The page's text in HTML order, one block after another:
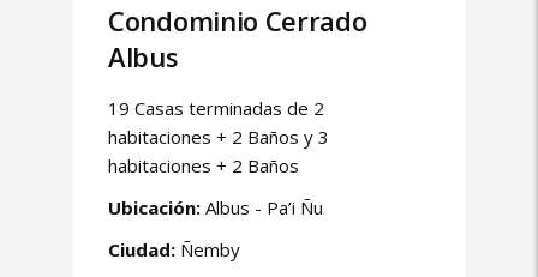
Condominio Cerrado
Albus
19 Casas terminadas de 2
habitaciones + 2 Baños y 3
habitaciones + 2 Baños
Ubicación: Albus - Pa’i Ñu
Ciudad: Ñemby